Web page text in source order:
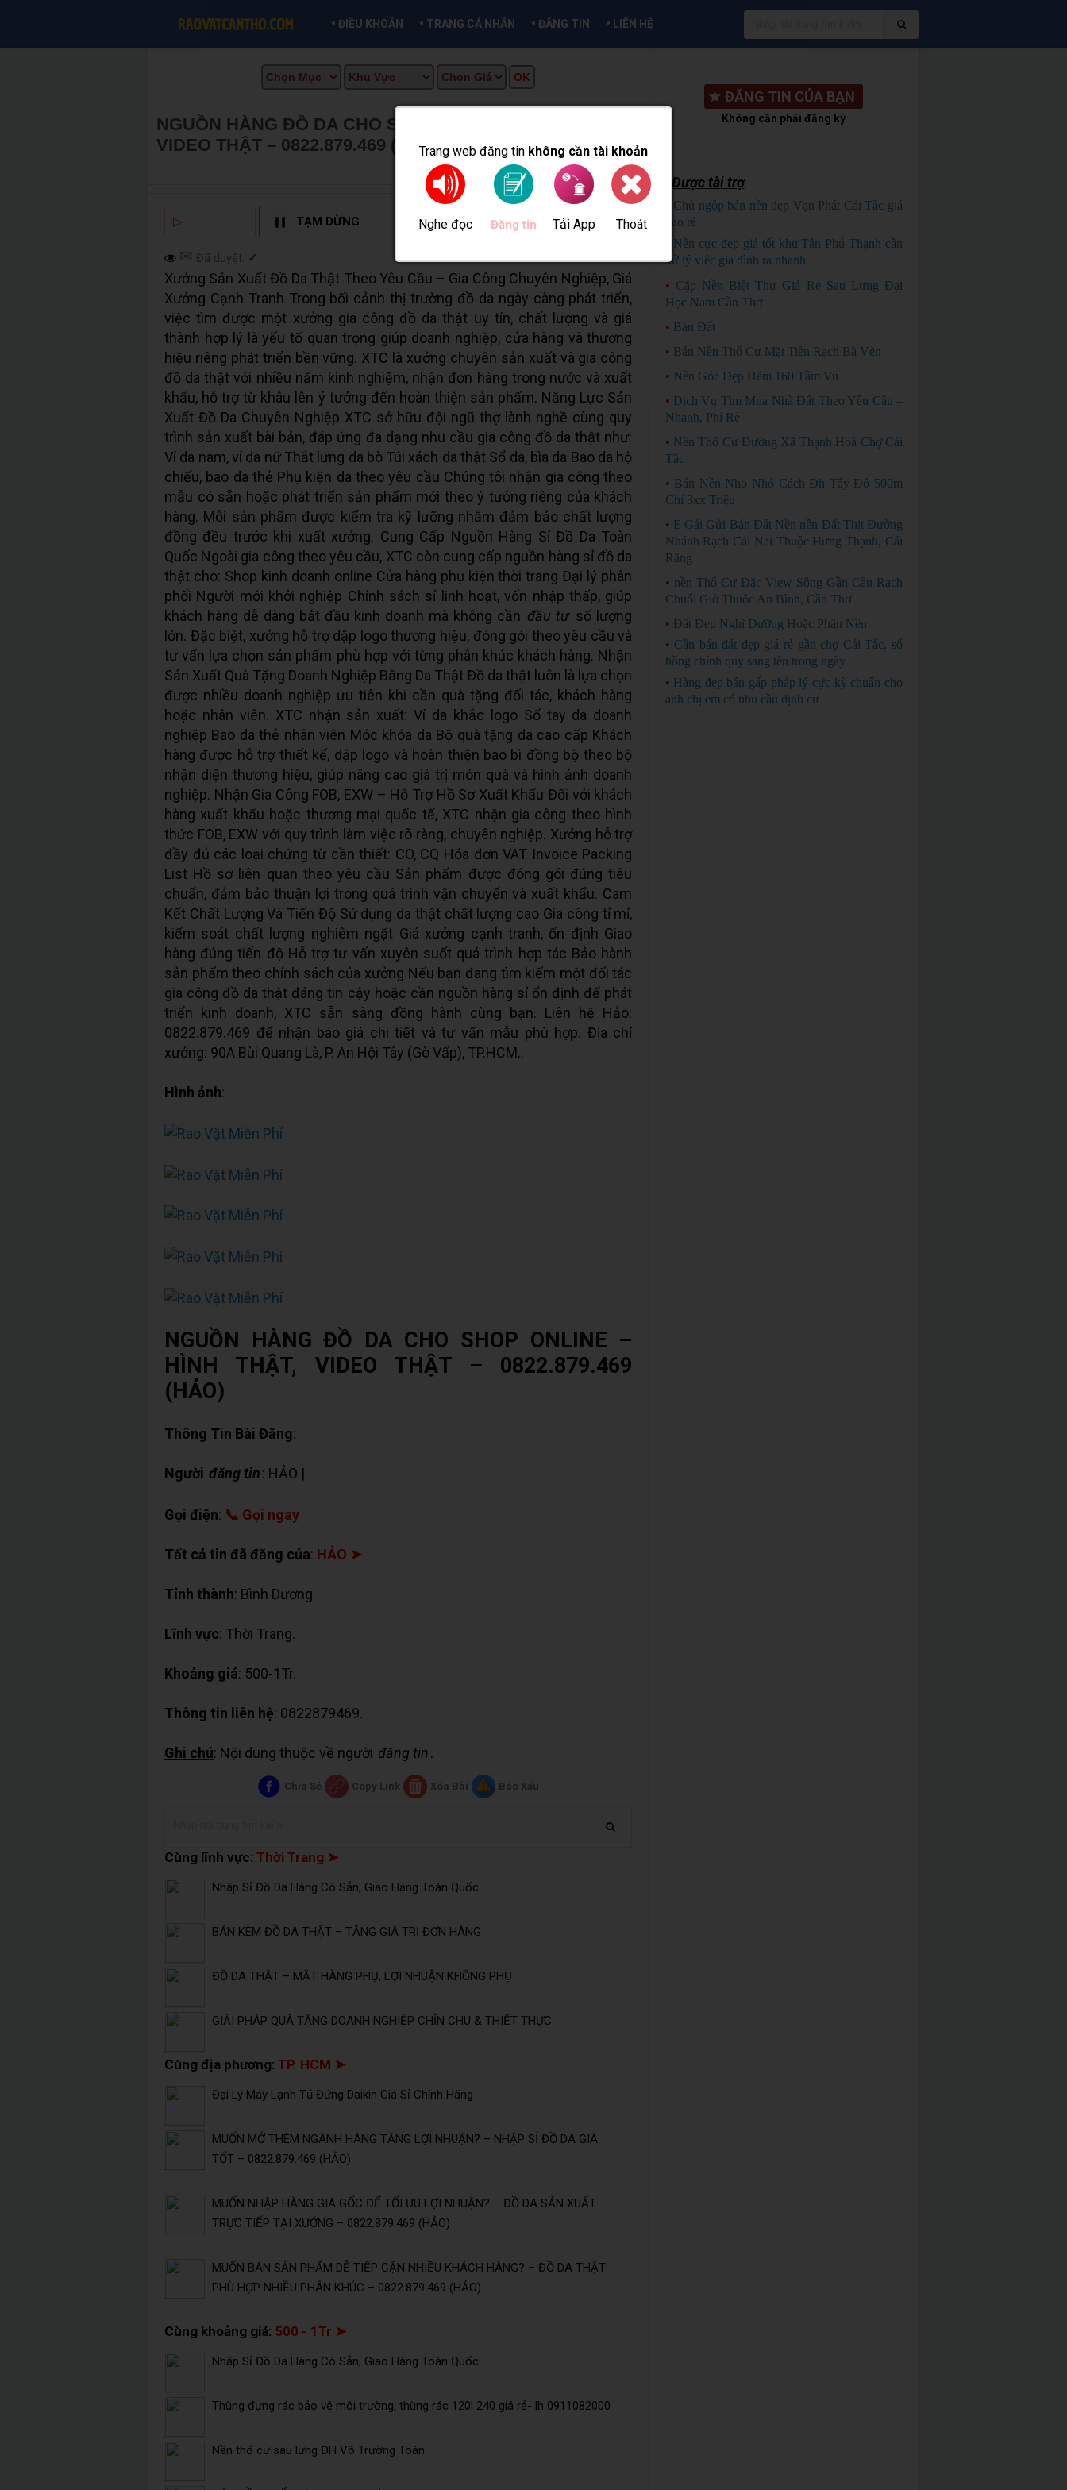
Trang web đăng tin không cần tài khoản
Nghe đọc Đăng tin Tải App Thoát
• ĐIỀU KHOẢN • TRANG CÁ NHÂN • ĐĂNG TIN • LIÊN HỆ
NGUỒN HÀNG ĐỒ DA CHO SHOP ONLINE – HÌNH THẬT,
VIDEO THẬT – 0822.879.469 (HẢO)★MUA BÁN TẠI CẦN
▷ TẠM DỪNG
✉ Đã duyệt: ✓
Xưởng Sản Xuất Đồ Da Thật Theo Yêu Cầu – Gia Công Chuyên Nghiệp, Giá
Xưởng Cạnh Tranh Trong bối cảnh thị trường đồ da ngày càng phát triển,
việc tìm được một xưởng gia công đồ da thật uy tín, chất lượng và giá
thành hợp lý là yếu tố quan trọng giúp doanh nghiệp, cửa hàng và thương
hiệu riêng phát triển bền vững. XTC là xưởng chuyên sản xuất và gia công
đồ da thật với nhiều năm kinh nghiệm, nhận đơn hàng trong nước và xuất
khẩu, hỗ trợ từ khâu lên ý tưởng đến hoàn thiện sản phẩm. Năng Lực Sản
Xuất Đồ Da Chuyên Nghiệp XTC sở hữu đội ngũ thợ lành nghề cùng quy
trình sản xuất bài bản, đáp ứng đa dạng nhu cầu gia công đồ da thật như:
Ví da nam, ví da nữ Thắt lưng da bò Túi xách da thật Sổ da, bìa da Bao da hộ
chiếu, bao da thẻ Phụ kiện da theo yêu cầu Chúng tôi nhận gia công theo
mẫu có sẵn hoặc phát triển sản phẩm mới theo ý tưởng riêng của khách
hàng. Mỗi sản phẩm được kiểm tra kỹ lưỡng nhằm đảm bảo chất lượng
đồng đều trước khi xuất xưởng. Cung Cấp Nguồn Hàng Sỉ Đồ Da Toàn
Quốc Ngoài gia công theo yêu cầu, XTC còn cung cấp nguồn hàng sỉ đồ da
thật cho: Shop kinh doanh online Cửa hàng phụ kiện thời trang Đại lý phân
phối Người mới khởi nghiệp Chính sách sỉ linh hoạt, vốn nhập thấp, giúp
khách hàng dễ dàng bắt đầu kinh doanh mà không cần đầu tư số lượng
lớn. Đặc biệt, xưởng hỗ trợ dập logo thương hiệu, đóng gói theo yêu cầu và
tư vấn lựa chọn sản phẩm phù hợp với từng phân khúc khách hàng. Nhận
Sản Xuất Quà Tặng Doanh Nghiệp Bằng Da Thật Đồ da thật luôn là lựa chọn
được nhiều doanh nghiệp ưu tiên khi cần quà tặng đối tác, khách hàng
hoặc nhân viên. XTC nhận sản xuất: Ví da khắc logo Sổ tay da doanh
nghiệp Bao da thẻ nhân viên Móc khóa da Bộ quà tặng da cao cấp Khách
hàng được hỗ trợ thiết kế, dập logo và hoàn thiện bao bì đồng bộ theo bộ
nhận diện thương hiệu, giúp nâng cao giá trị món quà và hình ảnh doanh
nghiệp. Nhận Gia Công FOB, EXW – Hỗ Trợ Hồ Sơ Xuất Khẩu Đối với khách
hàng xuất khẩu hoặc thương mại quốc tế, XTC nhận gia công theo hình
thức FOB, EXW với quy trình làm việc rõ ràng, chuyên nghiệp. Xưởng hỗ trợ
đầy đủ các loại chứng từ cần thiết: CO, CQ Hóa đơn VAT Invoice Packing
List Hồ sơ liên quan theo yêu cầu Sản phẩm được đóng gói đúng tiêu
chuẩn, đảm bảo thuận lợi trong quá trình vận chuyển và xuất khẩu. Cam
Kết Chất Lượng Và Tiến Độ Sử dụng da thật chất lượng cao Gia công tỉ mỉ,
kiểm soát chất lượng nghiêm ngặt Giá xưởng cạnh tranh, ổn định Giao
hàng đúng tiến độ Hỗ trợ tư vấn xuyên suốt quá trình hợp tác Bảo hành
sản phẩm theo chính sách của xưởng Nếu bạn đang tìm kiếm một đối tác
gia công đồ da thật đáng tin cậy hoặc cần nguồn hàng sỉ ổn định để phát
triển kinh doanh, XTC sẵn sàng đồng hành cùng bạn. Liên hệ Hảo:
0822.879.469 để nhận báo giá chi tiết và tư vấn mẫu phù hợp. Địa chỉ
xưởng: 90A Bùi Quang Là, P. An Hội Tây (Gò Vấp), TP.HCM..
Hình ảnh:
NGUỒN HÀNG ĐỒ DA CHO SHOP ONLINE –
HÌNH THẬT, VIDEO THẬT – 0822.879.469
(HẢO)
Thông Tin Bài Đăng:
Người đăng tin: HẢO |
Gọi điện: 📞 Gọi ngay
Tất cả tin đã đăng của: HẢO ➤
Tỉnh thành: Bình Dương.
Lĩnh vực: Thời Trang.
Khoảng giá: 500-1Tr.
Thông tin liên hệ: 0822879469.
Ghi chú: Nội dung thuộc về người đăng tin.
Chia Sẻ Copy Link Xóa Bài Báo Xấu
Cùng lĩnh vực: Thời Trang ➤
Nhập Sỉ Đồ Da Hàng Có Sẵn, Giao Hàng Toàn Quốc
BÁN KÈM ĐỒ DA THẬT – TĂNG GIÁ TRỊ ĐƠN HÀNG
ĐỒ DA THẬT – MẶT HÀNG PHỤ, LỢI NHUẬN KHÔNG PHỤ
GIẢI PHÁP QUÀ TẶNG DOANH NGHIỆP CHỈN CHU & THIẾT THỰC
Cùng địa phương: TP. HCM ➤
Đại Lý Máy Lạnh Tủ Đứng Daikin Giá Sỉ Chính Hãng
MUỐN MỞ THÊM NGÀNH HÀNG TĂNG LỢI NHUẬN? – NHẬP SỈ ĐỒ DA GIÁ
TỐT – 0822.879.469 (HẢO)
MUỐN NHẬP HÀNG GIÁ GỐC ĐỂ TỐI ƯU LỢI NHUẬN? – ĐỒ DA SẢN XUẤT
TRỰC TIẾP TẠI XƯỞNG – 0822.879.469 (HẢO)
MUỐN BÁN SẢN PHẨM DỄ TIẾP CẬN NHIỀU KHÁCH HÀNG? – ĐỒ DA THẬT
PHÙ HỢP NHIỀU PHÂN KHÚC – 0822.879.469 (HẢO)
Cùng khoảng giá: 500 - 1Tr ➤
Nhập Sỉ Đồ Da Hàng Có Sẵn, Giao Hàng Toàn Quốc
Thùng đựng rác bảo vệ môi trường, thùng rác 120l 240 giá rẻ- lh 0911082000
Nền thổ cư sau lưng ĐH Võ Trường Toán
★ ĐĂNG TIN CỦA BẠN
Không cần phải đăng ký
Được tài trợ
Chủ ngộp bán nền đẹp Vạn Phát Cái Tắc giá
bao rẻ
Nền cực đẹp giá tốt khu Tân Phú Thạnh cần
xử lý việc gia đình ra nhanh
• Cặp Nền Biệt Thự Giá Rẻ Sau Lưng Đại
Học Nam Cần Thơ
• Bán Đất
• Bán Nền Thổ Cư Mặt Tiền Rạch Bà Vèn
• Nền Góc Đẹp Hẽm 160 Tầm Vu
• Dịch Vụ Tìm Mua Nhà Đất Theo Yêu Cầu –
Nhanh, Phí Rẻ
• Nền Thổ Cư Đường Xã Thạnh Hoà Chợ Cái
Tắc
• Bán Nền Nho Nhỏ Cách Đh Tây Đô 500m
Chỉ 3xx Triệu
• E Gái Gửi Bán Đất Nền nền Đất Thịt Đường
Nhánh Rạch Cái Nai Thuộc Hưng Thạnh, Cái
Răng
• nền Thổ Cư Đặc View Sông Gần Cầu Rạch
Chuối Giờ Thuộc An Bình, Cần Thơ
• Đất Đẹp Nghĩ Dưỡng Hoặc Phân Nền
• Cần bán đất đẹp giá rẻ gần chợ Cái Tắc, sổ
hồng chính quy sang tên trong ngày
• Hàng đẹp bán gấp pháp lý cực kỳ chuẩn cho
anh chị em có nhu cầu định cư